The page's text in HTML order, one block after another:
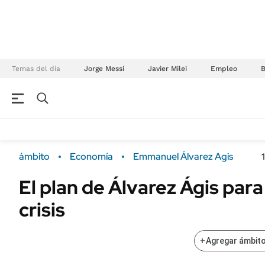
Temas del día Jorge Messi Javier Milei Empleo
Campo
FINANZAS
Sustentabilidad
POLÍTICA
ámbito Economía Emmanuel Álvarez Agis
El plan de Álvarez Ágis
crisis
+Agregar